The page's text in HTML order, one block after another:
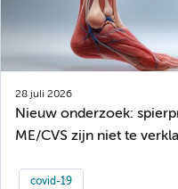
28 juli 2026
Nieuw onderzoek:
ME/CVS zijn niet te
covid-19